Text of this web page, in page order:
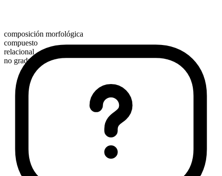
composición morfológica
compuesto
relacional
no graduable